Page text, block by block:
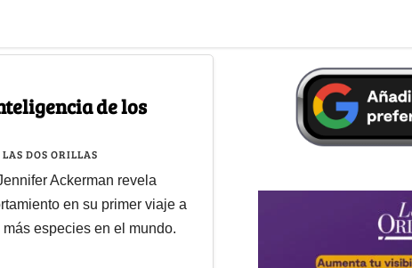
de los
LAS DOS ORILLAS
Ackerman revela
en su primer viaje a
especies en el mundo.